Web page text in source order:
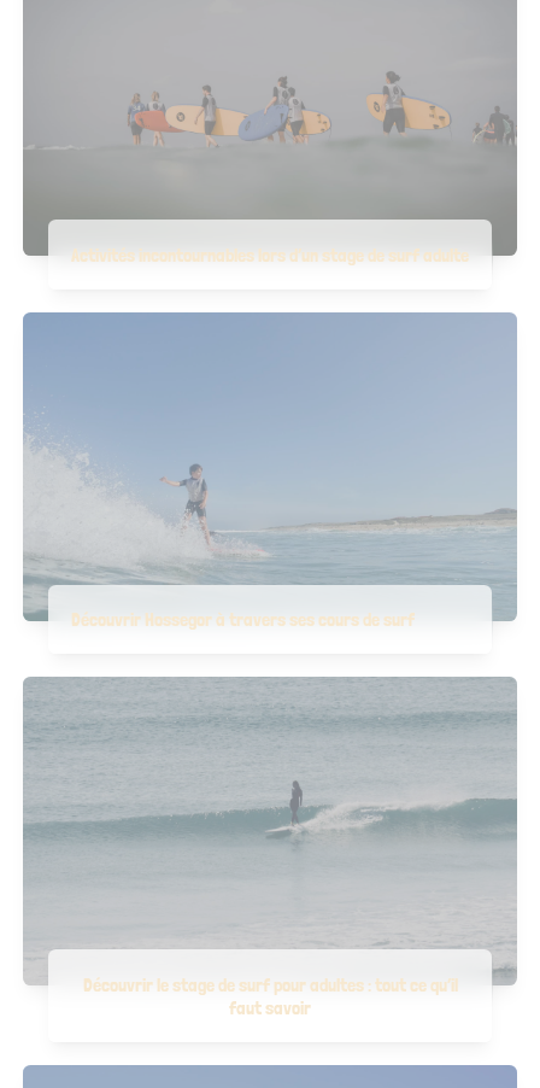
Activités incontournables lors d’un stage de surf adulte
Découvrir Hossegor à travers ses cours de surf
Découvrir le stage de surf pour adultes : tout ce qu’il
faut savoir